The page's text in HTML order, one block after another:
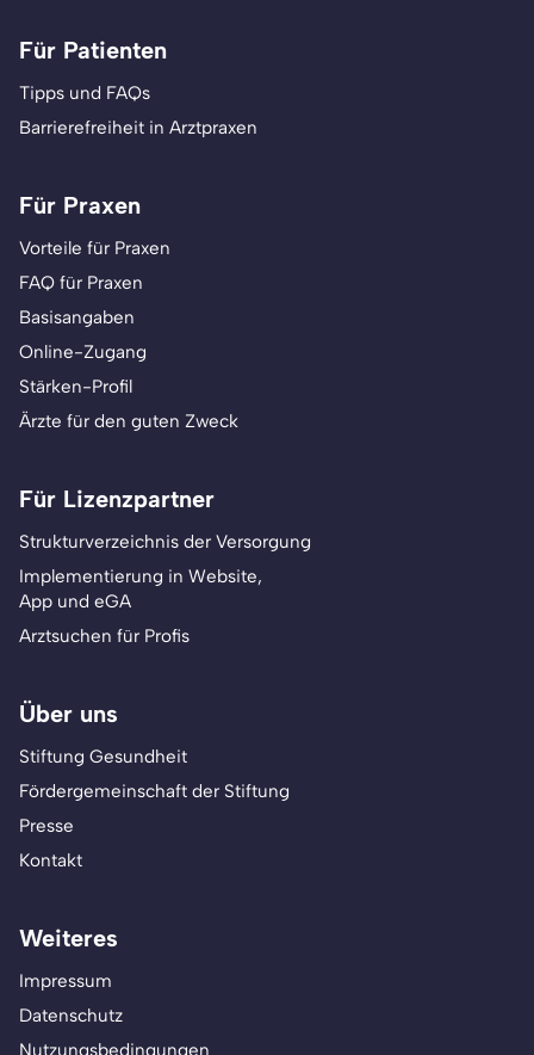
Für Patienten
Tipps und FAQs
Barrierefreiheit in Arztpraxen
Für Praxen
Vorteile für Praxen
FAQ für Praxen
Basisangaben
Online-Zugang
Stärken-Profil
Ärzte für den guten Zweck
Für Lizenzpartner
Strukturverzeichnis der Versorgung
Implementierung in Website,
App und eGA
Arztsuchen für Profis
Über uns
Stiftung Gesundheit
Fördergemeinschaft der Stiftung
Presse
Kontakt
Weiteres
Impressum
Datenschutz
Nutzungsbedingungen